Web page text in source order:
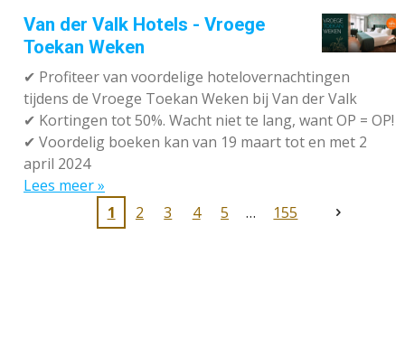
Van der Valk Hotels - Vroege
Toekan Weken
✔ Profiteer van voordelige hotelovernachtingen
tijdens de Vroege Toekan Weken bij Van der Valk
✔ Kortingen tot 50%. Wacht niet te lang, want OP = OP!
✔ Voordelig boeken kan van 19 maart tot en met 2
april 2024
Lees meer »
1
2 3 4 5 155